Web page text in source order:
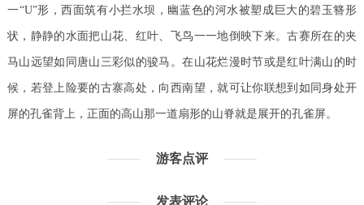
一“U”形，西面筑有小拦水坝，幽蓝色的河水被塑成巨大的碧玉簪形
状，静静的水面把山花、红叶、飞鸟一一地倒映下来。古赛所在的夹
马山远望如同唐山三彩似的骏马。在山花烂漫时节或是红叶满山的时
候，若登上险要的古寨高处，向西南望，就可让你联想到如同身处开
屏的孔雀背上，正面的高山那一道扇形的山脊就是展开的孔雀屏。
游客点评
发表评论